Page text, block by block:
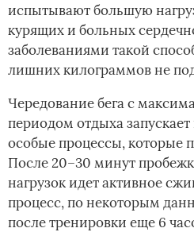
испытывают большую
курящих и больных
заболеваниями такой
лишних килограммов не
Чередование бега с
периодом отдыха
особые процессы, которые
После 20–30 минут
нагрузок идет активное
процесс, по некоторым
после тренировки еще 6